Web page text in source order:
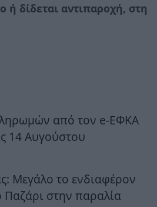
ή δίδεται αντιπαροχή, στη
από τον e-ΕΦΚΑ
14 Αυγούστου
Μεγάλο το ενδιαφέρον
Παζάρι στην παραλία